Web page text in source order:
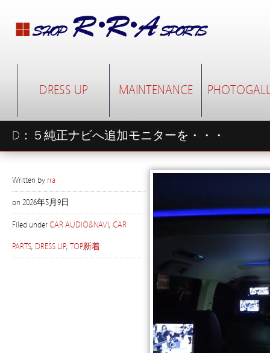
DRESS UP MAINTENANCE
D：５純正ナビへ追加モニターを・・・
Written by rra
on 2026年5月9日
Filed underCAR AUDIO&NAVI, CAR
PARTS, DRESS UP, TOP新着